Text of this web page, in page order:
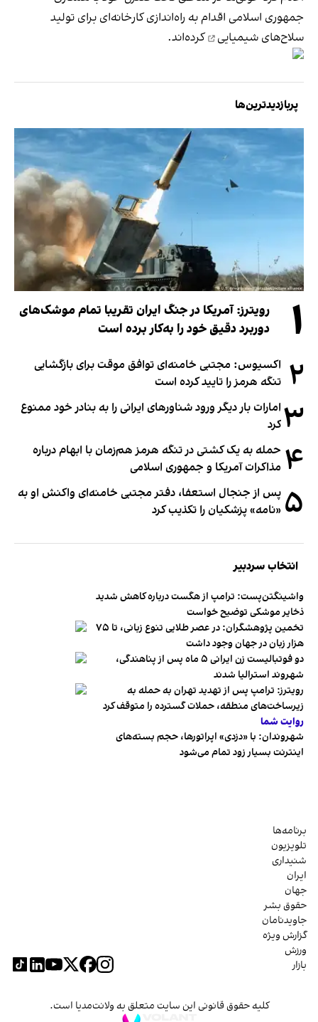
جمهوری اسلامی اقدام به راه‌اندازی کارخانه‌ای برای تولید
سلاح‌های شیمیایی
کرده‌اند.
پربازدیدترین‌ها
۱
رویترز: آمریکا در جنگ ایران تقریبا تمام موشک‌های
دوربرد دقیق خود را به‌کار برده است
۲ اکسیوس: مجتبی خامنه‌ای توافق موقت برای بازگشایی
تنگه هرمز را تایید کرده است
۳ امارات بار دیگر ورود شناورهای ایرانی را به بنادر خود ممنوع
کرد
۴ حمله به یک کشتی در تنگه هرمز هم‌زمان با ابهام درباره
مذاکرات آمریکا و جمهوری اسلامی
۵ پس از جنجال استعفا، دفتر مجتبی خامنه‌ای واکنش او به
«نامه» پزشکیان را تکذیب کرد
انتخاب سردبیر
واشینگتن‌پست: ترامپ از هگست درباره کاهش شدید
ذخایر موشکی توضیح خواست
تخمین پژوهشگران: در عصر طلایی تنوع زبانی، تا ۷۵
هزار زبان در جهان وجود داشت
دو فوتبالیست زن ایرانی ۵ ماه پس از پناهندگی،
شهروند استرالیا شدند
رویترز: ترامپ پس از تهدید تهران به حمله به
زیرساخت‌های منطقه، حملات گسترده را متوقف کرد
روایت شما
شهروندان:‌ با «دزدی» اپراتورها، حجم بسته‌های
اینترنت بسیار زود تمام می‌شود
برنامه‌ها
تلویزیون
شنیداری
ایران
جهان
حقوق بشر
جاویدنامان
گزارش ویژه
ورزش
بازار
کلیه حقوق قانونی این سایت متعلق به ولانت‌مدیا است.